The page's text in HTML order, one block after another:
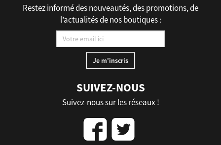
Restez informé des nouveautés, des promotions, de
l’actualités de nos boutiques :
SUIVEZ-NOUS
Suivez-nous sur les réseaux !